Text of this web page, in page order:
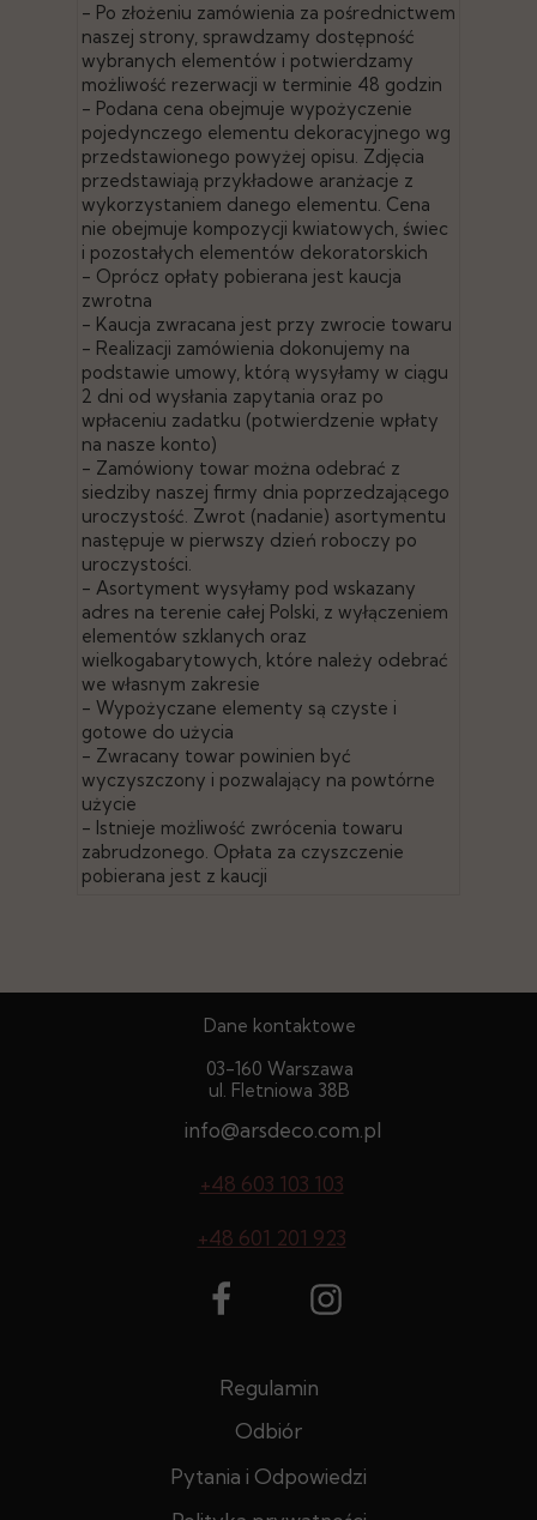
Dane kontaktowe
03-160 Warszawa
ul. Fletniowa 38B
Pytania i Odpowiedzi
+48 603 103 103
info@arsdeco.com.pl
+48 601 201 923
Regulamin
Odbiór
- Po złożeniu zamówienia za pośrednictwem
naszej strony, sprawdzamy dostępność
wybranych elementów i potwierdzamy
możliwość rezerwacji w terminie 48 godzin
- Podana cena obejmuje wypożyczenie
pojedynczego elementu dekoracyjnego wg
przedstawionego powyżej opisu. Zdjęcia
przedstawiają przykładowe aranżacje z
wykorzystaniem danego elementu. Cena
nie obejmuje kompozycji kwiatowych, świec
i pozostałych elementów dekoratorskich
- Oprócz opłaty pobierana jest kaucja
zwrotna
- Kaucja zwracana jest przy zwrocie towaru
- Realizacji zamówienia dokonujemy na
podstawie umowy, którą wysyłamy w ciągu
2 dni od wysłania zapytania oraz po
wpłaceniu zadatku (potwierdzenie wpłaty
na nasze konto)
- Zamówiony towar można odebrać z
siedziby naszej firmy dnia poprzedzającego
uroczystość. Zwrot (nadanie) asortymentu
następuje w pierwszy dzień roboczy po
uroczystości.
- Asortyment wysyłamy pod wskazany
adres na terenie całej Polski, z wyłączeniem
elementów szklanych oraz
wielkogabarytowych, które należy odebrać
we własnym zakresie
- Wypożyczane elementy są czyste i
gotowe do użycia
- Zwracany towar powinien być
wyczyszczony i pozwalający na powtórne
użycie
- Istnieje możliwość zwrócenia towaru
zabrudzonego. Opłata za czyszczenie
pobierana jest z kaucji